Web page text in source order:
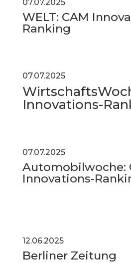
07.07.2025
WELT: CAM
Ranking
07.07.2025
Innovations-
07.07.2025
Automobilwoche:
Innovations-
12.06.2025
Berliner Zeitung